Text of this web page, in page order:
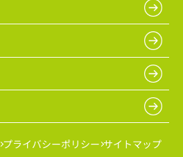
プライバシーポリシー サイトマップ